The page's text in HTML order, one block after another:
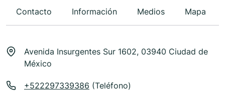
Contacto Información Medios Mapa
Avenida Insurgentes Sur 1602, 03940 Ciudad de
México
+522297339386 (Teléfono)